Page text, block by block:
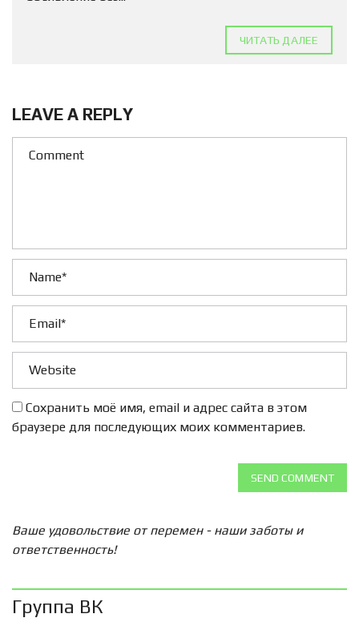
ЧИТАТЬ ДАЛЕЕ
LEAVE A REPLY
Сохранить моё имя, email и адрес сайта в этом
браузере для последующих моих комментариев.
SEND COMMENT
Ваше удовольствие от перемен - наши заботы и
ответственность!
Группа ВК